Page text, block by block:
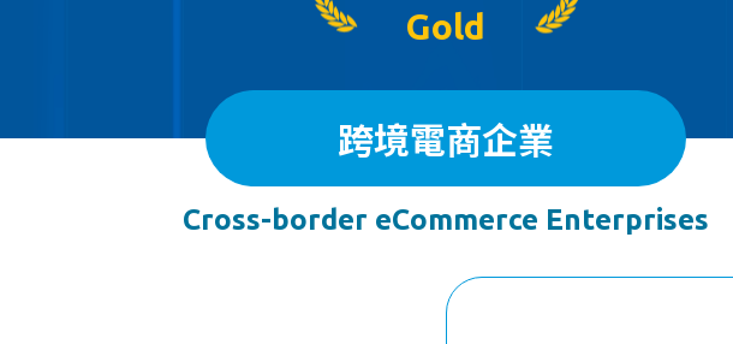
Gold
跨境電商企業
Cross-border eCommerce Enterprises